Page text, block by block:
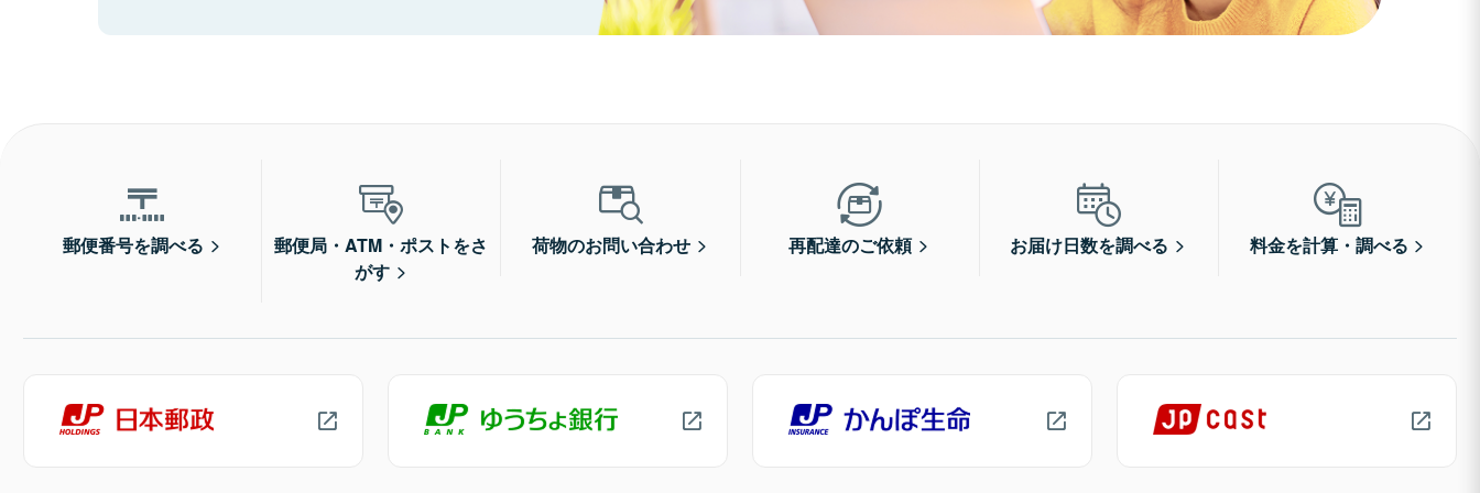
郵便番号を調べる
郵便局・ATM・ポストをさ
がす
荷物のお問い合わせ 再配達のご依頼 お届け日数を調べる 料金を計算・調べる